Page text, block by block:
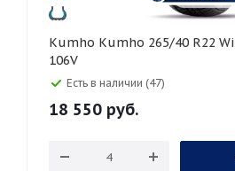
Kumho Kumho 265/40 R22 Wintercraft WS71
106V
Есть в наличии (47)
18 550 руб.